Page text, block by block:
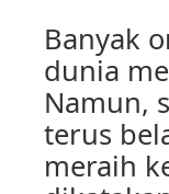
Banyak
dunia
Namun,
terus
meraih